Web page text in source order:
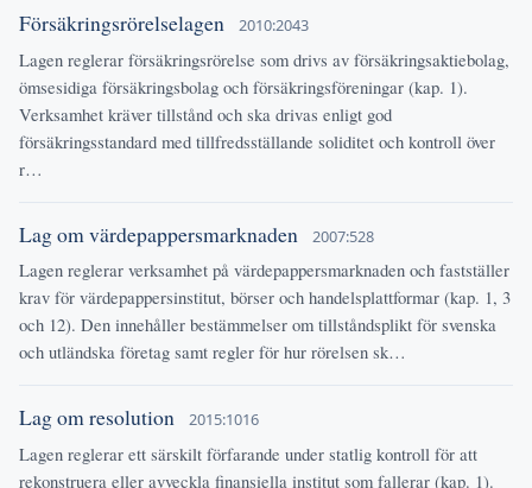
Försäkringsrörelselagen 2010:2043
Lagen reglerar försäkringsrörelse som drivs av försäkringsaktiebolag,
ömsesidiga försäkringsbolag och försäkringsföreningar (kap. 1).
Verksamhet kräver tillstånd och ska drivas enligt god
försäkringsstandard med tillfredsställande soliditet och kontroll över
r…
Lag om värdepappersmarknaden 2007:528
Lagen reglerar verksamhet på värdepappersmarknaden och fastställer
krav för värdepappersinstitut, börser och handelsplattformar (kap. 1, 3
och 12). Den innehåller bestämmelser om tillståndsplikt för svenska
och utländska företag samt regler för hur rörelsen sk…
Lag om resolution 2015:1016
Lagen reglerar ett särskilt förfarande under statlig kontroll för att
rekonstruera eller avveckla finansiella institut som fallerar (kap. 1).